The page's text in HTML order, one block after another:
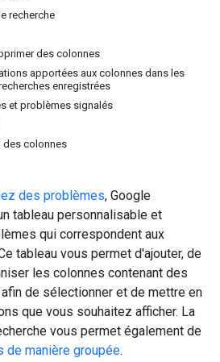
recherche
des colonnes
apportées aux colonnes dans les
enregistrées
et problèmes signalés
des colonnes
des problèmes, Google
tableau personnalisable et
qui correspondent aux
tableau vous permet d'ajouter, de
les colonnes contenant des
de sélectionner et de mettre en
que vous souhaitez afficher. La
vous permet également de
manière groupée.